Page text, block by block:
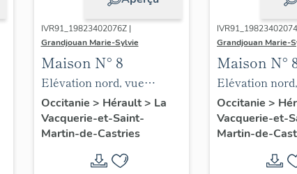
IVR91_19823402076Z |
Grandjouan Marie-Sylvie
Maison N° 8
Elévation nord, vue
d'ensemble.
Occitanie > Hérault> La
Vacquerie-et-Saint-
Martin-de-Castries
Grandjouan Marie-
Maison N°
Elévation
d'entrée.
Occitanie >
Vacquerie-et-
Martin-de-